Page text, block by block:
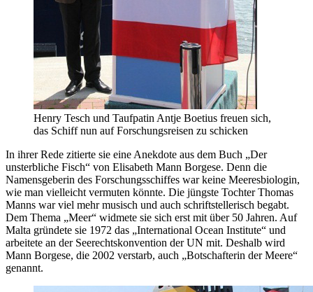
Henry Tesch und Taufpatin Antje Boetius freuen sich,
das Schiff nun auf Forschungsreisen zu schicken
In ihrer Rede zitierte sie eine Anekdote aus dem Buch „Der
unsterbliche Fisch“ von Elisabeth Mann Borgese. Denn die
Namensgeberin des Forschungsschiffes war keine Meeresbiologin,
wie man vielleicht vermuten könnte. Die jüngste Tochter Thomas
Manns war viel mehr musisch und auch schriftstellerisch begabt.
Dem Thema „Meer“ widmete sie sich erst mit über 50 Jahren. Auf
Malta gründete sie 1972 das „International Ocean Institute“ und
arbeitete an der Seerechtskonvention der UN mit. Deshalb wird
Mann Borgese, die 2002 verstarb, auch „Botschafterin der Meere“
genannt.